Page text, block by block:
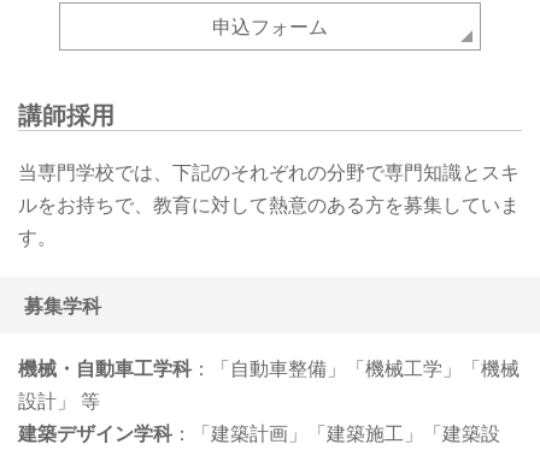
申込フォーム
講師採用
当専門学校では、下記のそれぞれの分野で専門知識とスキ
ルをお持ちで、教育に対して熱意のある方を募集していま
す。
募集学科
機械・自動車工学科：「自動車整備」「機械工学」「機械
設計」 等
建築デザイン学科：「建築計画」「建築施工」「建築設